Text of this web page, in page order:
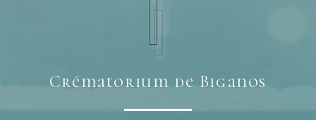
Crématorium de Biganos